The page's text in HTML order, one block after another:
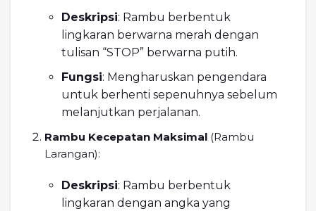
Deskripsi: Rambu berbentuk
lingkaran berwarna merah dengan
tulisan “STOP” berwarna putih.
Fungsi: Mengharuskan pengendara
untuk berhenti sepenuhnya sebelum
melanjutkan perjalanan.
Rambu Kecepatan Maksimal (Rambu
Larangan):
Deskripsi: Rambu berbentuk
lingkaran dengan angka yang